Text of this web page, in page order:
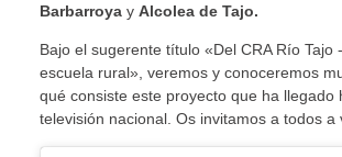
Barbarroya y Alcolea de Tajo.
Bajo el sugerente título «Del CRA Río Tajo
escuela rural», veremos y conoceremos
qué consiste este proyecto que ha llegado
televisión nacional. Os invitamos a todos a